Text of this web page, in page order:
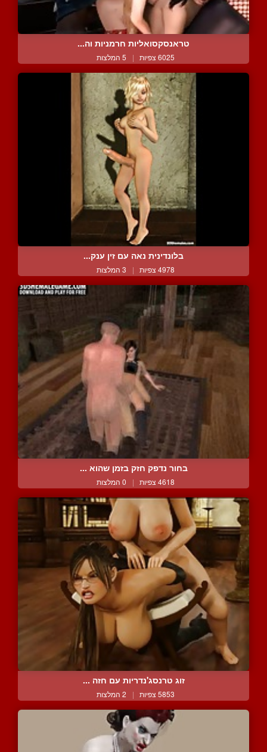
טראנסקסואליות חרמניות וה...
6025 צפיות | 5 המלצות
בלונדינית נאה עם זין ענק...
4978 צפיות | 3 המלצות
בחור נדפק חזק בזמן שהוא ...
4618 צפיות | 0 המלצות
זוג טרנסג'נדריות עם חזה ...
5853 צפיות | 2 המלצות